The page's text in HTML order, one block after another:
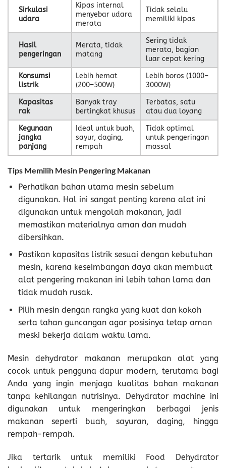
Sirkulasi
udara
Kipas internal
menyebar udara
merata
Tidak selalu
memiliki kipas
Hasil
pengeringan
Merata, tidak
matang
Sering tidak
merata, bagian
luar cepat kering
Konsumsi
listrik
Lebih hemat
(200–500W)
Lebih boros (1000–
3000W)
Kapasitas
rak
Banyak tray
bertingkat khusus
Terbatas, satu
atau dua loyang
Kegunaan
jangka
panjang
Ideal untuk buah,
sayur, daging,
rempah
Tidak optimal
untuk pengeringan
massal
Tips Memilih Mesin Pengering Makanan
Perhatikan bahan utama mesin sebelum
digunakan. Hal ini sangat penting karena alat ini
digunakan untuk mengolah makanan, jadi
memastikan materialnya aman dan mudah
dibersihkan.
Pastikan kapasitas listrik sesuai dengan kebutuhan
mesin, karena keseimbangan daya akan membuat
alat pengering makanan ini lebih tahan lama dan
tidak mudah rusak.
Pilih mesin dengan rangka yang kuat dan kokoh
serta tahan guncangan agar posisinya tetap aman
meski bekerja dalam waktu lama.
Mesin dehydrator makanan merupakan alat yang
cocok untuk pengguna dapur modern, terutama bagi
Anda yang ingin menjaga kualitas bahan makanan
tanpa kehilangan nutrisinya. Dehydrator machine ini
digunakan untuk mengeringkan berbagai jenis
makanan seperti buah, sayuran, daging, hingga
rempah-rempah.
Jika tertarik untuk memiliki Food Dehydrator